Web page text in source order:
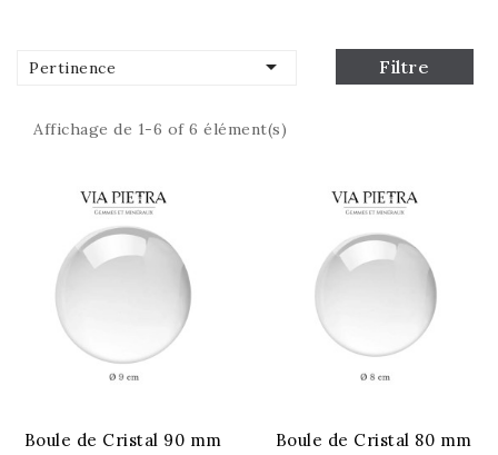
Pertinence  Filtre
Affichage de 1-6 of 6 élément(s)
Boule de Cristal 90 mm Boule de Cristal 80 mm